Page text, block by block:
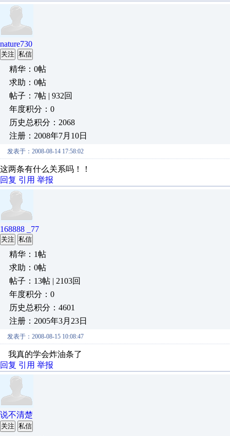
nature730
关注 私信
精华：0帖
求助：0帖
帖子：7帖 | 932回
年度积分：0
历史总积分：2068
注册：2008年7月10日
发表于：2008-08-14 17:58:02
这两条有什么关系吗！！
回复 引用 举报
168888 _77
关注 私信
精华：1帖
求助：0帖
帖子：13帖 | 2103回
年度积分：0
历史总积分：4601
注册：2005年3月23日
发表于：2008-08-15 10:08:47
我真的学会炸油条了
回复 引用 举报
说不清楚
关注 私信